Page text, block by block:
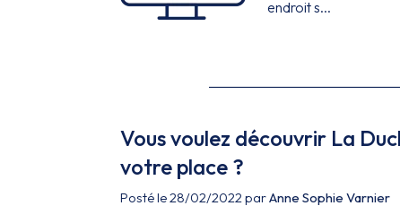
endroit s...
Vous voulez découvrir La
votre place ?
Posté le 28/02/2022 parAnne Sophie Varnier